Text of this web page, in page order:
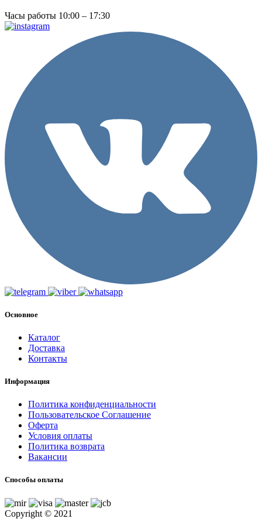
Часы работы 10:00 – 17:30
Основное
Каталог
Доставка
Контакты
Информация
Политика конфиденциальности
Пользовательское Соглашение
Оферта
Условия оплаты
Политика возврата
Вакансии
Способы оплаты
Copyright © 2021